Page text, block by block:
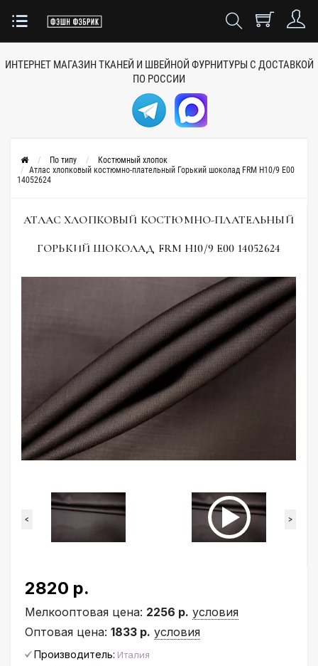
ИНТЕРНЕТ МАГАЗИН ТКАНЕЙ И ШВЕЙНОЙ ФУРНИТУРЫ С ДОСТАВКОЙ
ПО РОССИИ
По типу
Костюмный хлопок
Атлас хлопковый костюмно-плательный Горький шоколад FRM H10/9 Е00
14052624
АТЛАС ХЛОПКОВЫЙ КОСТЮМНО-ПЛАТЕЛЬНЫЙ
ГОРЬКИЙ ШОКОЛАД FRM H10/9 Е00 14052624
< >
2820 р.
Мелкооптовая цена: 2256 р. условия
Оптовая цена: 1833 р. условия
Производитель: Италия